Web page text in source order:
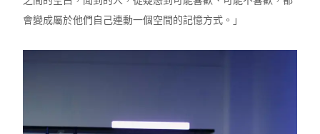
會變成屬於他們自己連動一個空間的記憶方式。」